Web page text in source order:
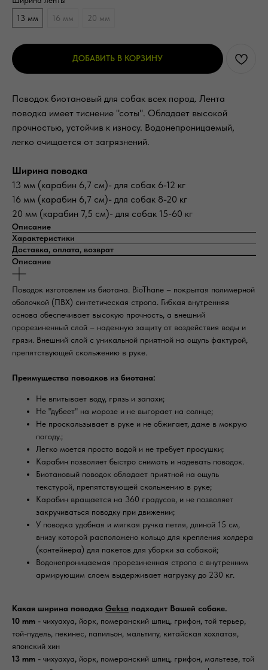
13 мм
16 мм 20 мм
ДОБАВИТЬ В КОРЗИНУ
Поводок биотановый для собак всех пород. Лента
поводка имеет тиснение "соты". Обладает высокой
прочностью, устойчив к износу. Водонепроницаемый,
легко очищается от загрязнений.
Ширина поводка
13 мм (карабин 6,7 см)- для собак 6-12 кг
16 мм (карабин 6,7 см)- для собак 8-20 кг
20 мм (карабин 7,5 см)- для собак 15-60 кг
Описание
Характеристики
Доставка, оплата, возврат
Описание
Поводок изготовлен из биотана. BioThane – покрытая полимерной
оболочкой (ПВХ) синтетическая стропа. Гибкая внутренняя
основа обеспечивает высокую прочность, а внешний
прорезиненный слой – надежную защиту от воздействия воды и
грязи. Внешний слой с уникальной приятной на ощупь фактурой,
препятствующей скольжению в руке.
Преимущества поводков из биотана:
Не впитывает воду, грязь и запахи;⠀⠀
Не "дубеет" на морозе и не выгорает на солнце;⠀
Не проскальзывает в руке и не обжигает, даже в мокрую
погоду.;⠀
Легко моется просто водой и не требует просушки;
Карабин позволяет быстро снимать и надевать поводок.
Биотановый поводок обладает приятной на ощупь
текстурой, препятствующей скольжению в руке;
Карабин вращается на 360 градусов, и не позволяет
закручиваться поводку при движении;
У поводка удобная и мягкая ручка петля, длиной 15 см,
внизу которой расположено кольцо для крепления холдера
(контейнера) для пакетов для уборки за собакой;
Водонепроницаемая прорезиненная стропа с внутренним
армирующим слоем выдерживает нагрузку до 230 кг.
Какая ширина поводка Geksa подходит Вашей собаке.
10 mm - чихуахуа, йорк, померанский шпиц, грифон, той терьер,
той-пудель, пекинес, папильон, мальтипу, китайская хохлатая,
японский хин
13 mm - чихуахуа, йорк, померанский шпиц, грифон, мальтезе, той